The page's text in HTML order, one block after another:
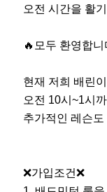
오전 시간을 활
🔥모두 환영합니
현재 저희 배린
오전 10시~1시
추가적인 레슨
❌️가입조건❌️